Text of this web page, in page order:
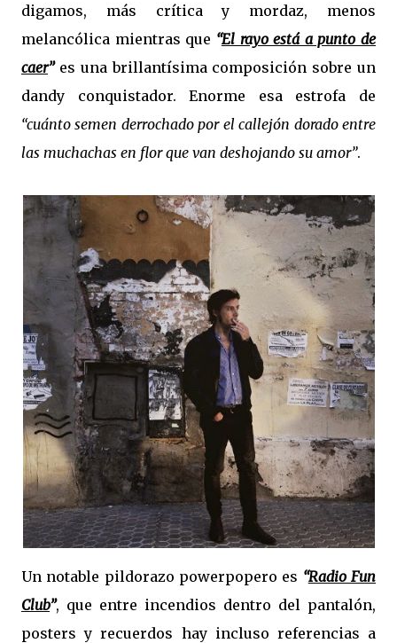
digamos, más crítica y mordaz, menos
melancólica mientras que “El rayo está a punto de
caer”es una brillantísima composición sobre un
dandy conquistador. Enorme esa estrofa de
“cuánto semen derrochado por el callejón dorado entre
las muchachas en flor que van deshojando su amor”.
Un notable pildorazo powerpopero es “Radio Fun
Club”, que entre incendios dentro del pantalón,
posters y recuerdos hay incluso referencias a